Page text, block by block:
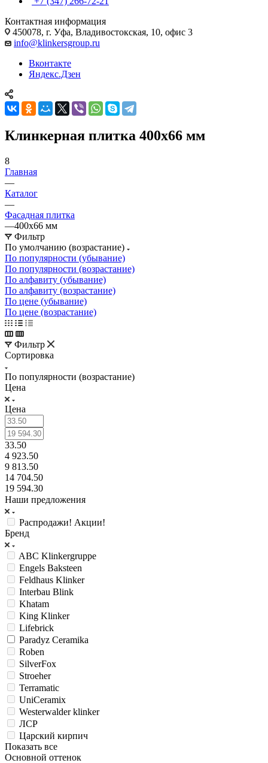
Контактная информация
450078, г. Уфа, Владивостокская, 10, офис 3
info@klinkersgroup.ru
Вконтакте
Яндекс.Дзен
Клинкерная плитка 400х66 мм
8
Главная
—
Каталог
—
Фасадная плитка
—400х66 мм
Фильтр
По умолчанию (возрастание)
По популярности (убывание)
По популярности (возрастание)
По алфавиту (убывание)
По алфавиту (возрастание)
По цене (убывание)
По цене (возрастание)
Фильтр
Сортировка
По популярности (возрастание)
Цена
Цена
33.50
4 923.50
9 813.50
14 704.50
19 594.30
Наши предложения
Распродажи! Акции!
Бренд
ABC Klinkergruppe
Engels Baksteen
Feldhaus Klinker
Interbau Blink
Khatam
King Klinker
Lifebrick
Paradyz Ceramika
Roben
SilverFox
Stroeher
Terramatic
UniCeramix
Westerwalder klinker
ЛСР
Царский кирпич
Показать все
Основной оттенок